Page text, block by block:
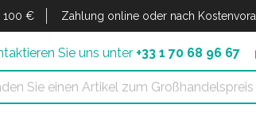
100 € Zahlung online oder nach
Sie uns unter +33 1 70 68 96 67